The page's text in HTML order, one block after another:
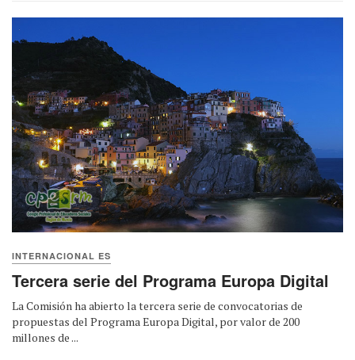
INTERNACIONAL ES
Tercera serie del Programa Europa Digital
La Comisión ha abierto la tercera serie de convocatorias de
propuestas del Programa Europa Digital, por valor de 200
millones de ...